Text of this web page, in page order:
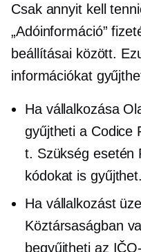
Csak annyit kell
„Adóinformáció”
beállításai között.
információkat
Ha vállalkozása
gyűjtheti a Codice
t. Szükség esetén
kódokat is
Ha vállalkozást
Köztársaságban
begyűjtheti az